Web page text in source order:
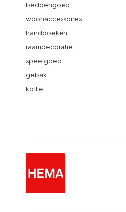
beddengoed
woonaccessoires
handdoeken
raamdecoratie
speelgoed
gebak
koffie